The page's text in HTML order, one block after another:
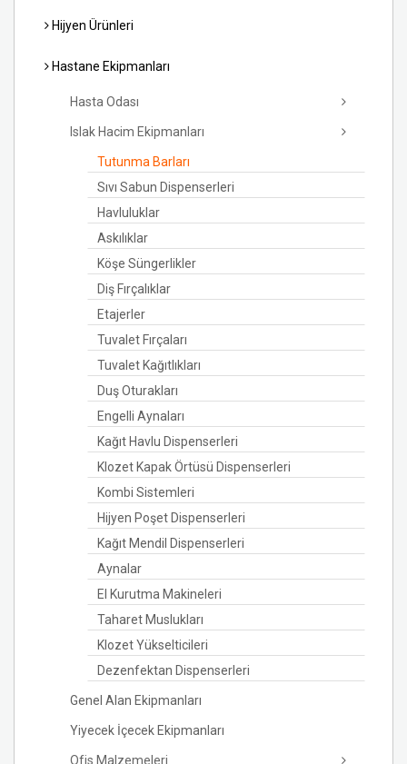
Hijyen Ürünleri
Hastane Ekipmanları
Hasta Odası
Islak Hacim Ekipmanları
Tutunma Barları
Sıvı Sabun Dispenserleri
Havluluklar
Askılıklar
Köşe Süngerlikler
Diş Fırçalıklar
Etajerler
Tuvalet Fırçaları
Tuvalet Kağıtlıkları
Duş Oturakları
Engelli Aynaları
Kağıt Havlu Dispenserleri
Klozet Kapak Örtüsü Dispenserleri
Kombi Sistemleri
Hijyen Poşet Dispenserleri
Kağıt Mendil Dispenserleri
Aynalar
El Kurutma Makineleri
Taharet Muslukları
Klozet Yükselticileri
Dezenfektan Dispenserleri
Genel Alan Ekipmanları
Yiyecek İçecek Ekipmanları
Ofis Malzemeleri